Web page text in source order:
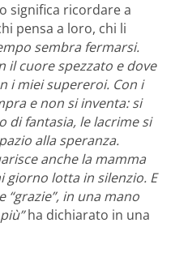
significa ricordare a
pensa a loro, chi li
sembra fermarsi.
il cuore spezzato e dove
i miei supereroi. Con i
e non si inventa: si
di fantasia, le lacrime si
alla speranza.
anche la mamma
giorno lotta in silenzio. E
in una mano
ha dichiarato in una